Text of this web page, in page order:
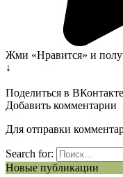
Жми «Нравится» и
↓
Поделиться в ВКонтакте
Добавить комментарии
Для отправки
Search for:
Новые публикации